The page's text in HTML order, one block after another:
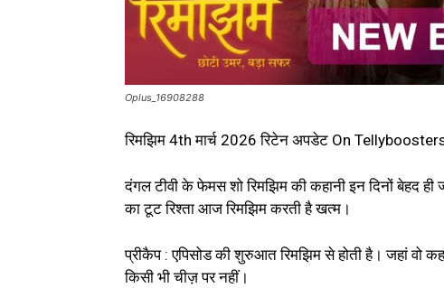
Oplus_16908288
रिमझिम 4th मार्च 2026 रिटेन अपडेट On
दंगल टीवी के फेमस शो रिमझिम की कहानी इन दिनों बेहद
का टूट रिश्ता आज रिमझिम करती है खत्म।
प्रीकैप : एपिसोड की शुरुआत रिमझिम से होती है। जहां वो
किसी भी चीज़ पर नहीं।